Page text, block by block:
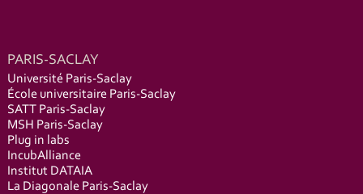
PARIS-SACLAY
Université Paris-Saclay
École universitaire Paris-Saclay
SATT Paris-Saclay
MSH Paris-Saclay
Plug in labs
IncubAlliance
Institut DATAIA
La Diagonale Paris-Saclay